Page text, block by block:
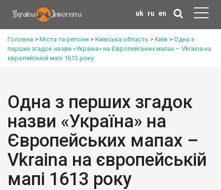
uk ru en
Головна > Міста та регіони > Київська область > Київ > Одна з
перших згадок назви «Україна» на Європейських мапах – Vkraina на
європейській мапі 1613 року
Одна з перших згадок
назви «Україна» на
Європейських мапах –
Vkraina на європейській
мапі 1613 року